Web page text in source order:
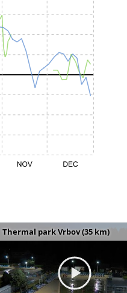
Thermal park Vrbov (35 km)